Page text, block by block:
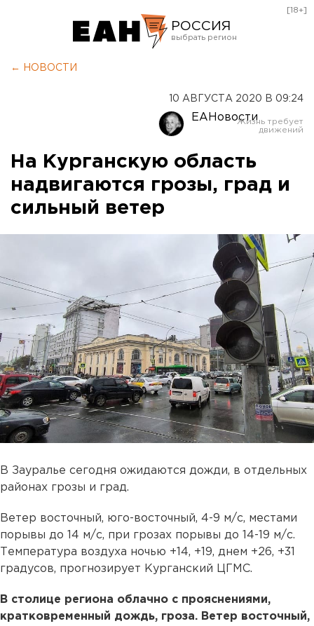
РОССИЯ
Оренбург
[18+]
← НОВОСТИ
10 АВГУСТА 2020 В 09:24
ЕАНовости
На Курганскую область
надвигаются грозы, град и
сильный ветер
В Зауралье сегодня ожидаются дожди, в отдельных
районах грозы и град.
Ветер восточный, юго-восточный, 4-9 м/с, местами
порывы до 14 м/с, при грозах порывы до 14-19 м/с.
Температура воздуха ночью +14, +19, днем +26, +31
градусов, прогнозирует Курганский ЦГМС.
В столице региона облачно с прояснениями,
кратковременный дождь, гроза. Ветер восточный,